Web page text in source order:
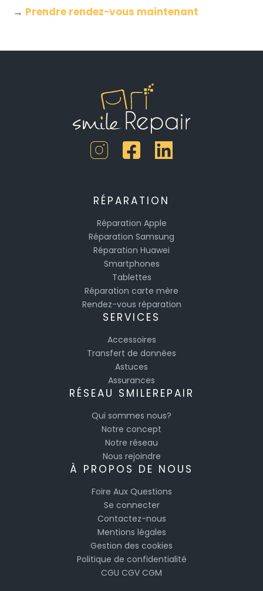
→ Prendre rendez-vous maintenant
RÉPARATION
Réparation Apple
Réparation Samsung
Réparation Huawei
Smartphones
Tablettes
Réparation carte mère
Rendez-vous réparation
SERVICES
Accessoires
Transfert de données
Astuces
Assurances
RÉSEAU SMILEREPAIR
Qui sommes nous?
Notre concept
Notre réseau
Nous rejoindre
À PROPOS DE NOUS
Foire Aux Questions
Se connecter
Contactez-nous
Mentions légales
Gestion des cookies
Politique de confidentialité
CGU CGV CGM